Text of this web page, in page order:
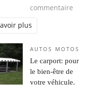
commentaire
plus
AUTOS MOTOS
Le carport: pour
le bien-être de
votre véhicule.